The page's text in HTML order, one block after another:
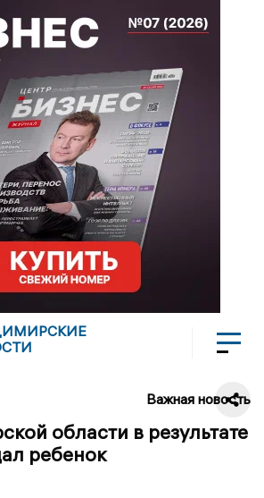
Важная новость
области в результате
ребенок